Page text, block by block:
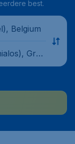
best.
Belgium
Gree